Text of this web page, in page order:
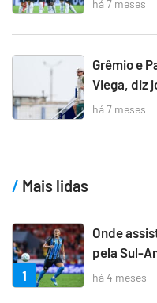
há 7 meses
Grêmio e
Viega, diz
há 7 meses
Mais lidas
1
Onde
pela Sul-
há 4 meses